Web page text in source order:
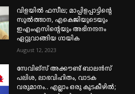
വിളയിൽ ഫസീല; മാപ്പിളപ്പാട്ടിന്റെ
സുൽത്താന, എകെജിയുടെയും
ഇഎംഎസിന്റെയും അഭിനന്ദനം
ഏറ്റുവാങ്ങിയ ഗായിക
August 12, 2023
സേവിങ്സ് അക്കൗണ്ട് ബാലൻസ്
പലിശ, ലാഭവിഹിതം, വാടക
വരുമാനം.. എല്ലാം ഒരു കുടകീഴിൽ;